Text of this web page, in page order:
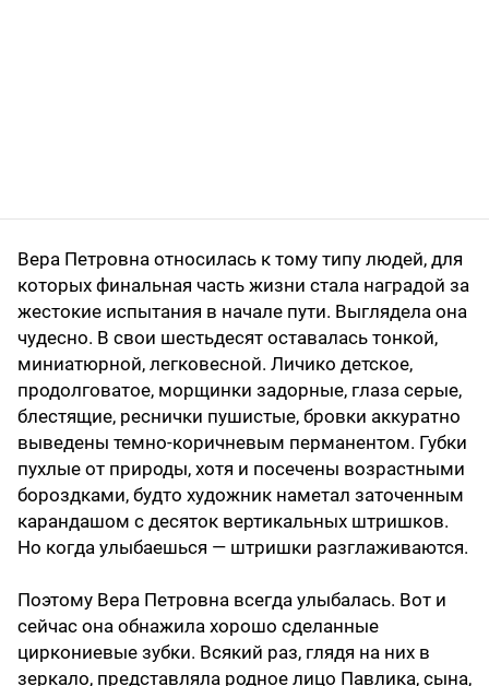
Вера Петровна относилась к тому типу людей, для
которых финальная часть жизни стала наградой за
жестокие испытания в начале пути. Выглядела она
чудесно. В свои шестьдесят оставалась тонкой,
миниатюрной, легковесной. Личико детское,
продолговатое, морщинки задорные, глаза серые,
блестящие, реснички пушистые, бровки аккуратно
выведены темно-коричневым перманентом. Губки
пухлые от природы, хотя и посечены возрастными
бороздками, будто художник наметал заточенным
карандашом с десяток вертикальных штришков.
Но когда улыбаешься — штришки разглаживаются.
Поэтому Вера Петровна всегда улыбалась. Вот и
сейчас она обнажила хорошо сделанные
циркониевые зубки. Всякий раз, глядя на них в
зеркало, представляла родное лицо Павлика, сына,